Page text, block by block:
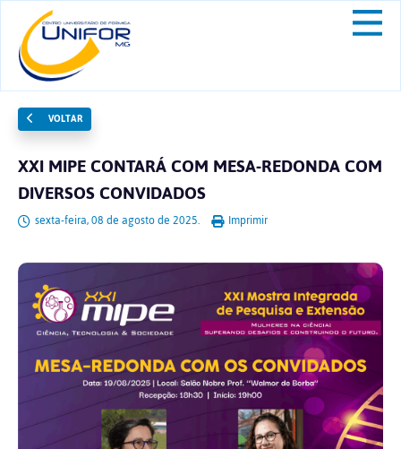
VOLTAR
XXI MIPE CONTARÁ COM MESA-REDONDA COM
DIVERSOS CONVIDADOS
sexta-feira, 08 de agosto de 2025. Imprimir